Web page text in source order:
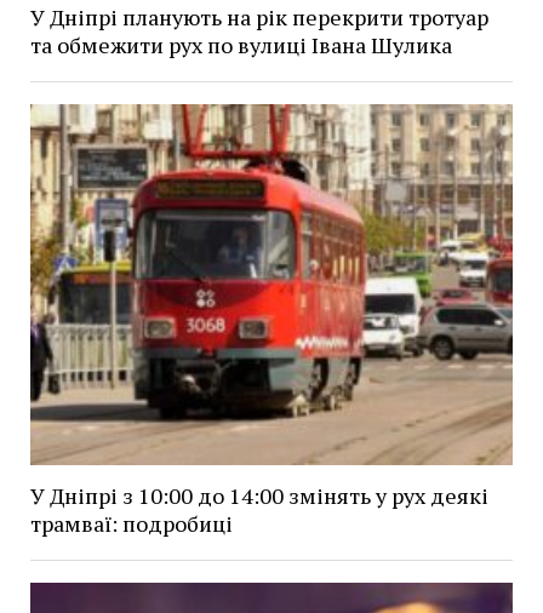
У Дніпрі планують на рік перекрити тротуар
та обмежити рух по вулиці Івана Шулика
У Дніпрі з 10:00 до 14:00 змінять у рух деякі
трамваї: подробиці